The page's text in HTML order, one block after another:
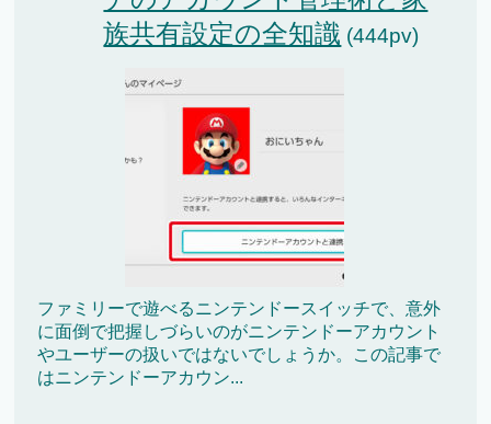
族共有設定の全知識 (444pv)
ファミリーで遊べるニンテンドースイッチで、意外
に面倒で把握しづらいのがニンテンドーアカウント
やユーザーの扱いではないでしょうか。この記事で
はニンテンドーアカウン...